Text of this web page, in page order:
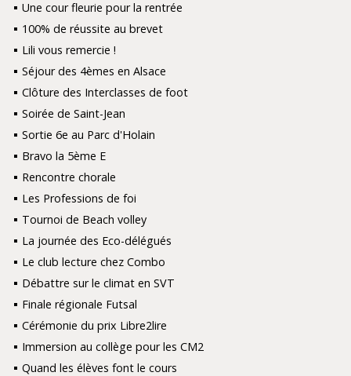
Une cour fleurie pour la rentrée
100% de réussite au brevet
Lili vous remercie !
Séjour des 4èmes en Alsace
Clôture des Interclasses de foot
Soirée de Saint-Jean
Sortie 6e au Parc d'Holain
Bravo la 5ème E
Rencontre chorale
Les Professions de foi
Tournoi de Beach volley
La journée des Eco-délégués
Le club lecture chez Combo
Débattre sur le climat en SVT
Finale régionale Futsal
Cérémonie du prix Libre2lire
Immersion au collège pour les CM2
Quand les élèves font le cours